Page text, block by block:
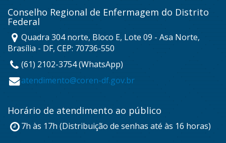
Conselho Regional de Enfermagem do Distrito
Federal
Quadra 304 norte, Bloco E, Lote 09 - Asa Norte,
Brasília - DF, CEP: 70736-550
(61) 2102-3754 (WhatsApp)
atendimento@coren-df.gov.br
Horário de atendimento ao público
7h às 17h (Distribuição de senhas até às 16 horas)